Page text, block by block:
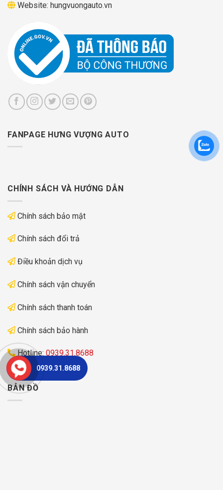
Website: hungvuongauto.vn
FANPAGE HƯNG VƯỢNG AUTO
CHÍNH SÁCH VÀ HƯỚNG DẪN
Chính sách bảo mật
Chính sách đổi trả
Điều khoản dịch vụ
Chính sách vận chuyển
Chính sách thanh toán
Chính sách bảo hành
Hotline: 0939.31.8688
BẢN ĐỒ
0939.31.8688